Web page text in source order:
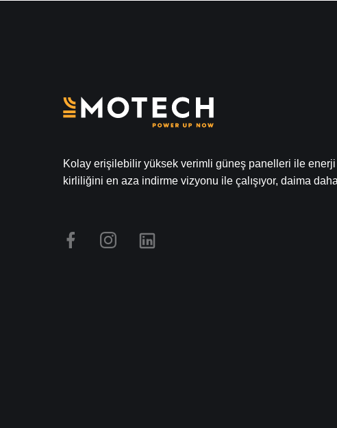
Kolay erişilebilir yüksek verimli güneş panelleri ile enerji
kirliliğini en aza indirme vizyonu ile çalışıyor, daima